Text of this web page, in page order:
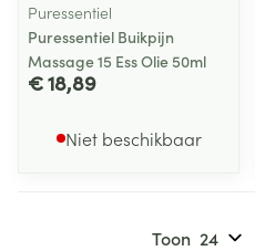
Puressentiel
Puressentiel Buikpijn
Massage 15 Ess Olie 50ml
€ 18,89
Niet beschikbaar
Toon